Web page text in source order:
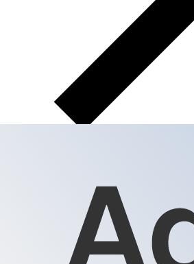
XAG - 銀オンス
銀オンス は シルバー の通貨です。
も人気の 銀オンス レートは XAG か
の通貨コードは XAG です
以下に 銀